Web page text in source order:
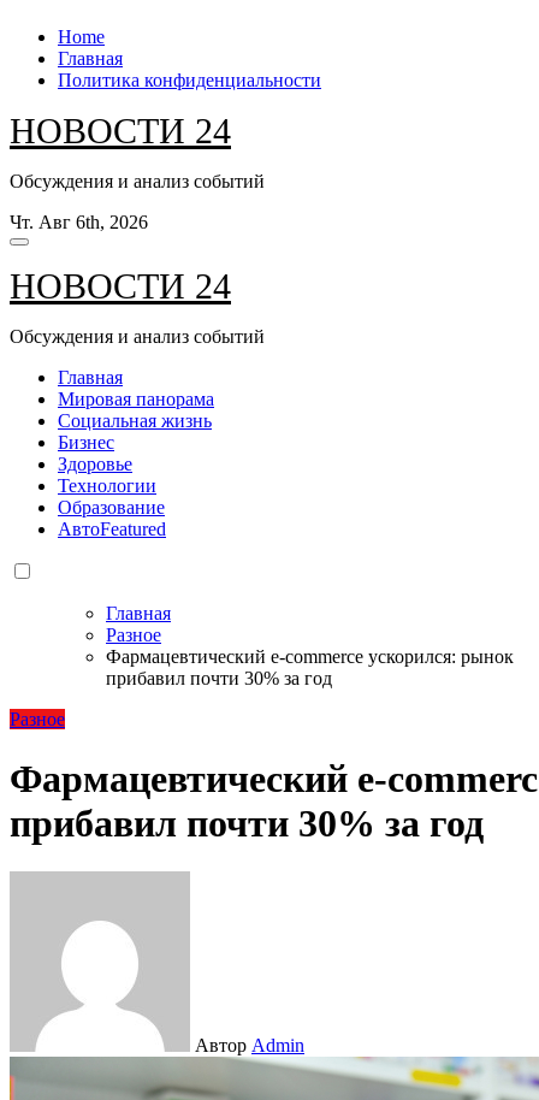
Перейти
содержанию
Home
Главная
Политика конфиденциальности
НОВОСТИ 24
Обсуждения и анализ событий
Чт. Авг 6th, 2026
НОВОСТИ 24
Обсуждения и анализ событий
Главная
Мировая панорама
Социальная жизнь
Бизнес
Здоровье
Технологии
Образование
АвтоFeatured
Главная
Разное
Фармацевтический e-commerce ускорился: рынок
прибавил почти 30% за год
Разное
Фармацевтический e-
прибавил почти 30% за год
Автор Admin